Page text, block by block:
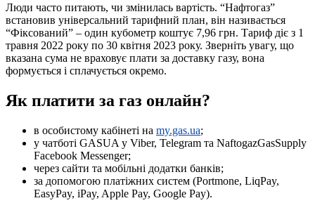
Люди часто питають, чи змінилась вартість. “Нафтогаз”
встановив універсальний тарифний план, він називається
“Фіксований” – один кубометр коштує 7,96 грн. Тариф діє з 1
травня 2022 року по 30 квітня 2023 року. Зверніть увагу, що
вказана сума не враховує плати за доставку газу, вона
формується і сплачується окремо.
Як платити за газ онлайн?
в особистому кабінеті на my.gas.ua;
у чатботі GASUA у Viber, Telegram та NaftogazGasSupply
Facebook Messenger;
через сайти та мобільні додатки банків;
за допомогою платіжних систем (Portmone, LiqPay,
EasyPay, iPay, Apple Pay, Google Pay).